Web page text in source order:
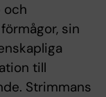
och
sin
till
Strimmans